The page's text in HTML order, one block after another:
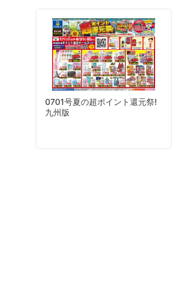
0701号夏の超ポイント還元祭!
九州版